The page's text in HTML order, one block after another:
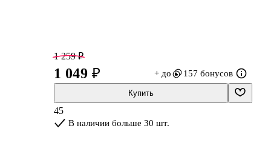
1 259 ₽
1 049 ₽ + до 157 бонусов
Купить
45
В наличии больше 30 шт.